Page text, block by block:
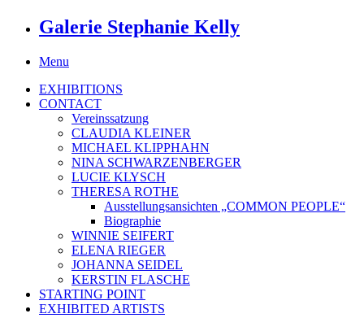
Galerie Stephanie Kelly
Menu
EXHIBITIONS
CONTACT
Vereinssatzung
CLAUDIA KLEINER
MICHAEL KLIPPHAHN
NINA SCHWARZENBERGER
LUCIE KLYSCH
THERESA ROTHE
Ausstellungsansichten „COMMON PEOPLE“
Biographie
WINNIE SEIFERT
ELENA RIEGER
JOHANNA SEIDEL
KERSTIN FLASCHE
STARTING POINT
EXHIBITED ARTISTS